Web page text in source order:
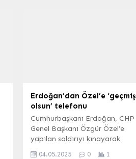
Erdoğan’dan Özel’e ‘geçmiş
olsun’ telefonu
Cumhurbaşkanı Erdoğan, CHP
Genel Başkanı Özgür Özel’e
yapılan saldırıyı kınayarak
04.05.2025 0 1